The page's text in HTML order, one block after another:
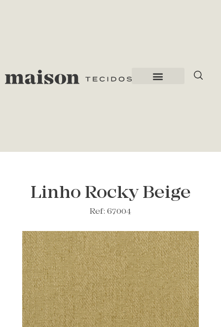
Linho Rocky Beige
Ref: 67004